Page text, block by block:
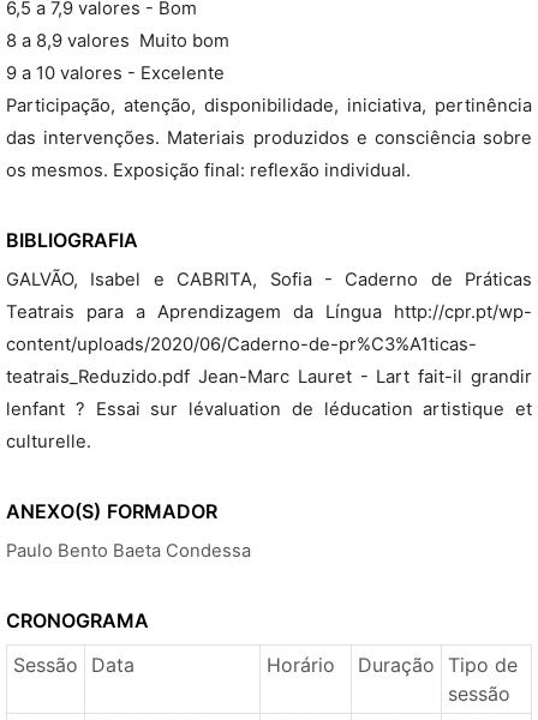
6,5 a 7,9 valores - Bom
8 a 8,9 valores  Muito bom
9 a 10 valores - Excelente
Participação, atenção, disponibilidade, iniciativa, pertinência
das intervenções. Materiais produzidos e consciência sobre
os mesmos. Exposição final: reflexão individual.
BIBLIOGRAFIA
GALVÃO, Isabel e CABRITA, Sofia - Caderno de Práticas
Teatrais para a Aprendizagem da Língua http://cpr.pt/wp-
content/uploads/2020/06/Caderno-de-pr%C3%A1ticas-
teatrais_Reduzido.pdf Jean-Marc Lauret - Lart fait-il grandir
lenfant ? Essai sur lévaluation de léducation artistique et
culturelle.
ANEXO(S) FORMADOR
Paulo Bento Baeta Condessa
CRONOGRAMA
Sessão
Data Horário Duração Tipo de
sessão